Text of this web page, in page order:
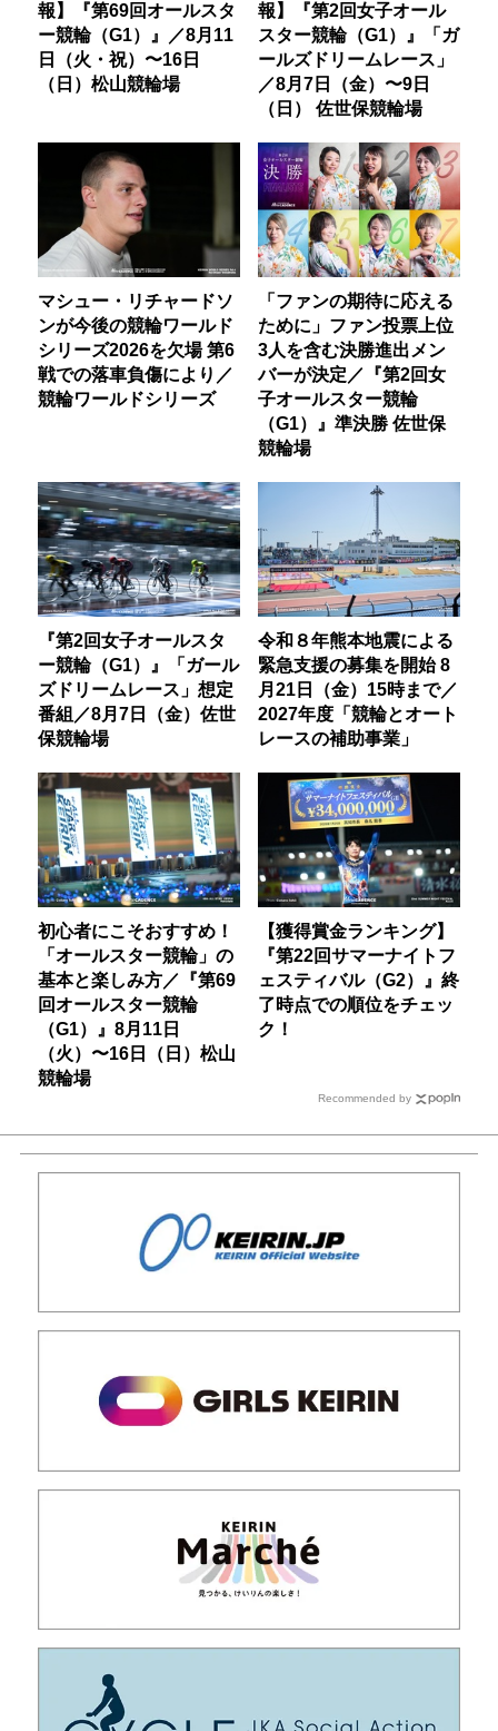
報】『第69回オールスタ
ー競輪（G1）』／8月11
日（火・祝）〜16日
（日）松山競輪場
報】『第2回女子オール
スター競輪（G1）』「ガ
ールズドリームレース」
／8月7日（金）〜9日
（日） 佐世保競輪場
マシュー・リチャードソ
ンが今後の競輪ワールド
シリーズ2026を欠場 第6
戦での落車負傷により／
競輪ワールドシリーズ
「ファンの期待に応える
ために」ファン投票上位
3人を含む決勝進出メン
バーが決定／『第2回女
子オールスター競輪
（G1）』準決勝 佐世保
競輪場
『第2回女子オールスタ
ー競輪（G1）』「ガール
ズドリームレース」想定
番組／8月7日（金）佐世
保競輪場
令和８年熊本地震による
緊急支援の募集を開始 8
月21日（金）15時まで／
2027年度「競輪とオート
レースの補助事業」
初心者にこそおすすめ！
「オールスター競輪」の
基本と楽しみ方／『第69
回オールスター競輪
（G1）』8月11日
（火）〜16日（日）松山
競輪場
【獲得賞金ランキング】
『第22回サマーナイトフ
ェスティバル（G2）』終
了時点での順位をチェッ
ク！
Recommended by